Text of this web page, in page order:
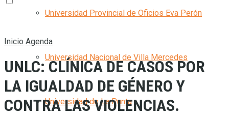
Universidad Provincial de Oficios Eva Perón
Universidad Nacional de Villa Mercedes
Universidad de La Punta
Inicio Agenda
UNLC: CLÍNICA DE CASOS POR
LA IGUALDAD DE GÉNERO Y
CONTRA LAS VIOLENCIAS.